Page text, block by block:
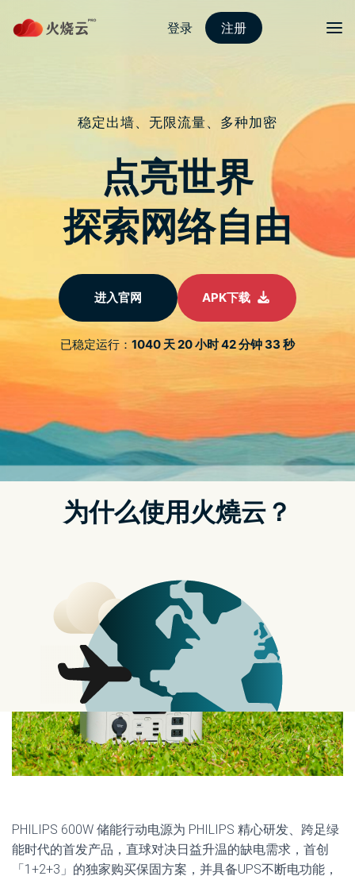
nordvpn 安卓
去露营或停电时怎麽可以少了它？！
超便利的 PHILIPS 600W 行动电源
DLP8093C 开箱使用分享
于2023 年 8 月 10 日由 nordVPN好用吗发布
在这个大家都喜欢外出旅游甚至露营，以及夏天可能常会遇
到轮流限电的年代，备有一台可以应付长时间供电的大电量
行动电源绝对是必要的！去年常遇到分区轮流限电时让我大
不能没有持续运作的循环过滤系统来维持他们健康活力的水
质啊！那时我便买了不断电系统，但是我发现并不好用，不
如使用本文要为大家开箱介绍的好产品 – PHILIPS 600W 行
动电源 DLP8093C；由双全国际代理的飞利浦的这款行动电
源提供 600W 的大输出功率，且同时可以连接十组装置，
569Wh大电量可高达10埠同时输出输入电力，还兼具 UPS
不断电系统功能！
PHILIPS 600W 储能行动电源为 PHILIPS 精心研发、跨足绿
能时代的首发产品，直球对决日益升温的缺电需求，首创
「1+2+3」的独家购买保固方案，并具备UPS不断电功能，